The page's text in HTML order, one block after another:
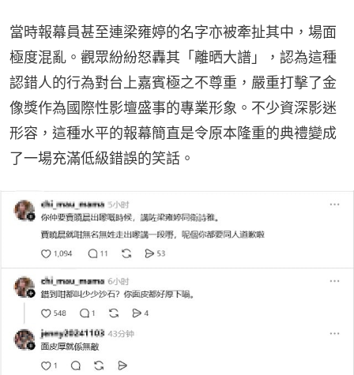
當時報幕員甚至連梁雍婷的名字亦被牽扯其中，場面
極度混亂。觀眾紛紛怒轟其「離晒大譜」，認為這種
認錯人的行為對台上嘉賓極之不尊重，嚴重打擊了金
像獎作為國際性影壇盛事的專業形象。不少資深影迷
形容，這種水平的報幕簡直是令原本隆重的典禮變成
了一場充滿低級錯誤的笑話。